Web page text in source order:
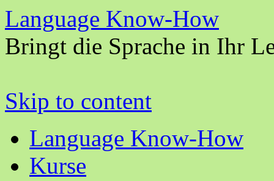
Language Know-How
Bringt die Sprache in Ihr
Skip to content
Language Know-How
Kurse